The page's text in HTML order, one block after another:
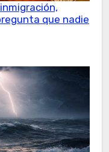
que nadie